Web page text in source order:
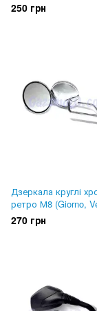
250 грн
Дзеркала круглі
ретро М8 (Giorno,
270 грн